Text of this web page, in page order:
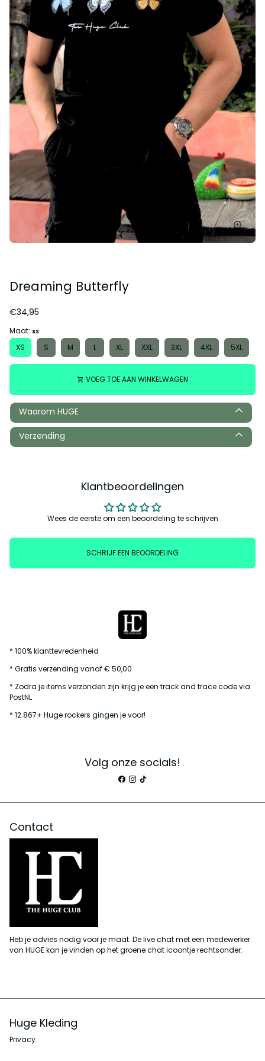
Dreaming Butterfly
€34,95
Maat: XS
XS S M L XL XXL 3XL 4XL 5XL
shopping_cart VOEG TOE AAN WINKELWAGEN
Waarom HUGE
Verzending
Klantbeoordelingen
Wees de eerste om een beoordeling te schrijven
SCHRIJF EEN BEOORDELING
* 100% klanttevredenheid
* Gratis verzending vanaf € 50,00
* Zodra je items verzonden zijn krijg je een track and trace code via
PostNL
* 12.867+ Huge rockers gingen je voor!
Volg onze socials!
Contact
Heb je advies nodig voor je maat. De live chat met een medewerker
van HUGE kan je vinden op het groene chat icoontje rechtsonder.
Huge Kleding
Privacy